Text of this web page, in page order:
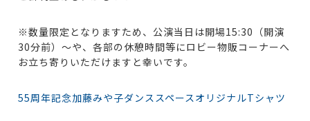
※数量限定となりますため、公演当日は開場15:30（開演
30分前）〜や、各部の休憩時間等にロビー物販コーナーへ
お立ち寄りいただけますと幸いです。
55周年記念加藤みや子ダンススペースオリジナルTシャツ